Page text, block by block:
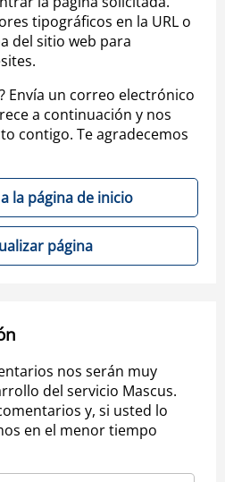
tipográficos en la URL o
del sitio web para
Envía un correo electrónico
a continuación y nos
contigo. Te agradecemos
la página de inicio
página
nos serán muy
del servicio Mascus.
y, si usted lo
en el menor tiempo